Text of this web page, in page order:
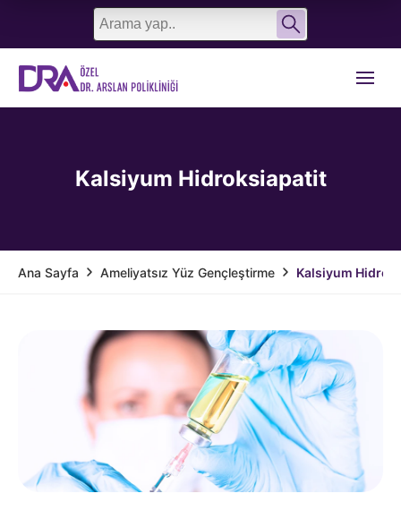
Kalsiyum Hidroksiapatit
Ana Sayfa Ameliyatsız Yüz Gençleştirme Kalsiyum